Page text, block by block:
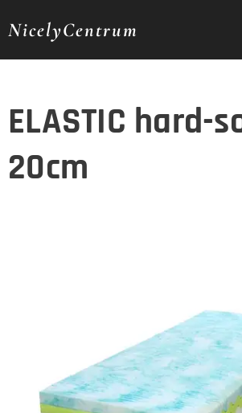
NicelyCentrum
ELASTIC hard-
20cm